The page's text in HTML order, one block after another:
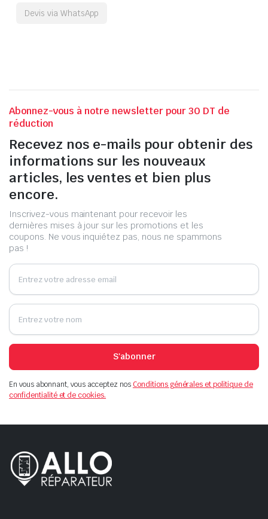
Devis via WhatsApp
Abonnez-vous à notre newsletter pour 30 DT de
réduction
Recevez nos e-mails pour obtenir des
informations sur les nouveaux
articles, les ventes et bien plus
encore.
Inscrivez-vous maintenant pour recevoir les
dernières mises à jour sur les promotions et les
coupons. Ne vous inquiétez pas, nous ne spammons
pas !
S'abonner
En vous abonnant, vous acceptez nosConditions générales et politique de
confidentialité et de cookies.